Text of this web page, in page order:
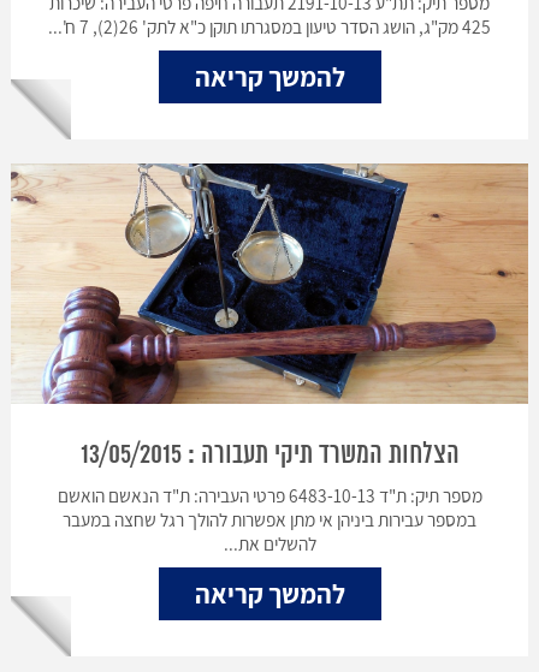
425 מק"ג, הושג הסדר טיעון במסגרתו תוקן כ"א לתק' 26(2), 7 ח'...
להמשך קריאה
הצלחות המשרד תיקי תעבורה : 13/05/2015
מספר תיק: ת"ד 6483-10-13 פרטי העבירה: ת"ד הנאשם הואשם
במספר עבירות ביניהן אי מתן אפשרות להולך רגל שחצה במעבר
להשלים את...
להמשך קריאה